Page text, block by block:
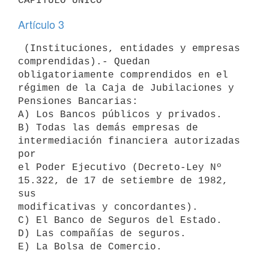
Artículo 3
comprendidas).- Quedan
obligatoriamente comprendidos en el
régimen de la Caja de Jubilaciones y
Pensiones Bancarias:
A) Los Bancos públicos y privados.
B) Todas las demás empresas de
intermediación financiera autorizadas
por
el Poder Ejecutivo (Decreto-Ley Nº
15.322, de 17 de setiembre de 1982,
sus
modificativas y concordantes).
C) El Banco de Seguros del Estado.
D) Las compañías de seguros.
E) La Bolsa de Comercio.